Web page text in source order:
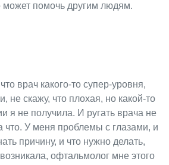
может помочь другим людям.
врач какого-то супер-уровня,
не скажу, что плохая, но какой-то
я не получила. И ругать врача не
что. У меня проблемы с глазами, и
причину, и что нужно делать,
офтальмолог мне этого